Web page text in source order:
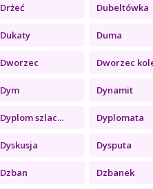
Drżeć Dubeltówka
Dukaty Duma
Dworzec Dworzec
Dym Dynamit
Dyplom szlac... Dyplomata
Dyskusja Dysputa
Dzban Dzbanek